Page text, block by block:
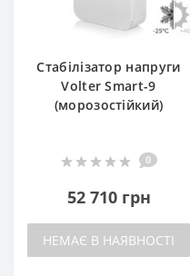
Стабілізатор напруги
Volter Smart-9
(морозостійкий)
0
52 710 грн
НЕМАЄ В НАЯВНОСТІ